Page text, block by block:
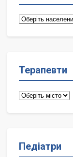
Сімейні
Терапевти
Терапевти
Педіатри